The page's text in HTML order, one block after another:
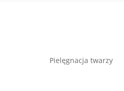
Pielęgnacja twarzy